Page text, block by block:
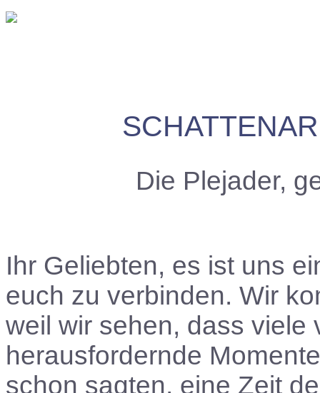
Die Plejader,
Ihr Geliebten, es ist uns
euch zu verbinden. Wir
weil wir sehen, dass viele
herausfordernde
schon sagten, eine Zeit